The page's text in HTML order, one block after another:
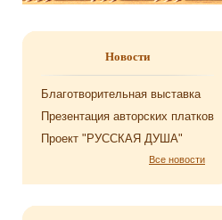
Новости
Благотворительная выставка
Презентация авторских платков
Проект "РУССКАЯ ДУША"
Все новости